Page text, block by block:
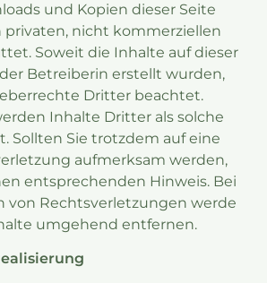
und Kopien dieser Seite
privaten, nicht kommerziellen
Soweit die Inhalte auf dieser
Betreiberin erstellt wurden,
Dritter beachtet.
Inhalte Dritter als solche
Sollten Sie trotzdem auf eine
aufmerksam werden,
entsprechenden Hinweis. Bei
von Rechtsverletzungen werde
umgehend entfernen.